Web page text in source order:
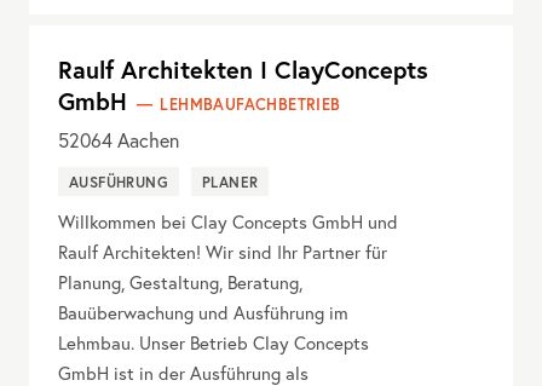
Raulf Architekten I ClayConcepts
GmbH
LEHMBAUFACHBETRIEB
52064Aachen
AUSFÜHRUNG PLANER
Willkommen bei Clay Concepts GmbH und
Raulf Architekten! Wir sind Ihr Partner für
Planung, Gestaltung, Beratung,
Bauüberwachung und Ausführung im
Lehmbau. Unser Betrieb Clay Concepts
GmbH ist in der Ausführung als